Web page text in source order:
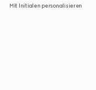
Mit Initialen personalisieren